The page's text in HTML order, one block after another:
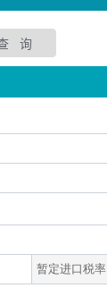
暂定进口税率